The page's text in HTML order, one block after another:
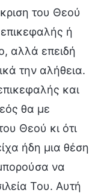
του Θεού
επικεφαλής ή
αλλά επειδή
την αλήθεια.
και
θα με
Θεού κι ότι
ήδη μια θέση
να
Του. Αυτή